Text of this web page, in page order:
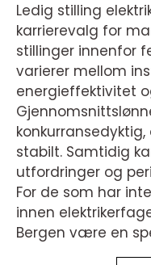
Ledig stilling
karrierevalg for
stillinger innenfor
varierer mellom
energieffektivitet
stabilt. Samtidig
utfordringer og
For de som har
innen
Bergen være en